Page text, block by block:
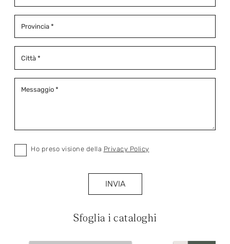
Sfoglia i cataloghi
Ho preso visione della Privacy Policy
INVIA